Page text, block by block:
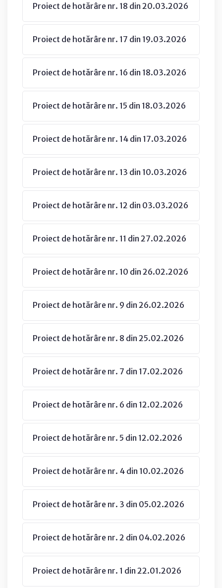
Proiect de hotărâre nr. 18 din 20.03.2026
Proiect de hotărâre nr. 17 din 19.03.2026
Proiect de hotărâre nr. 16 din 18.03.2026
Proiect de hotărâre nr. 15 din 18.03.2026
Proiect de hotărâre nr. 14 din 17.03.2026
Proiect de hotărâre nr. 13 din 10.03.2026
Proiect de hotărâre nr. 12 din 03.03.2026
Proiect de hotărâre nr. 11 din 27.02.2026
Proiect de hotărâre nr. 10 din 26.02.2026
Proiect de hotărâre nr. 9 din 26.02.2026
Proiect de hotărâre nr. 8 din 25.02.2026
Proiect de hotărâre nr. 7 din 17.02.2026
Proiect de hotărâre nr. 6 din 12.02.2026
Proiect de hotărâre nr. 5 din 12.02.2026
Proiect de hotărâre nr. 4 din 10.02.2026
Proiect de hotărâre nr. 3 din 05.02.2026
Proiect de hotărâre nr. 2 din 04.02.2026
Proiect de hotărâre nr. 1 din 22.01.2026